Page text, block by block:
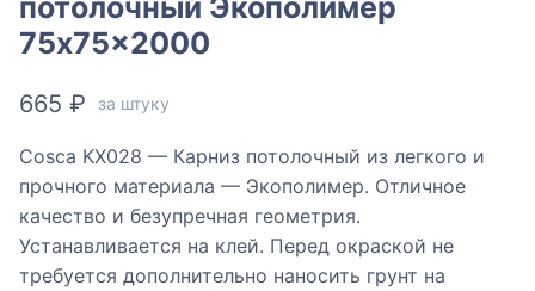
75x75x2000
665 ₽ за штуку
Cosca KX028 — Карниз потолочный из легкого и
прочного материала — Экополимер. Отличное
качество и безупречная геометрия.
Устанавливается на клей. Перед окраской не
требуется дополнительно наносить грунт на